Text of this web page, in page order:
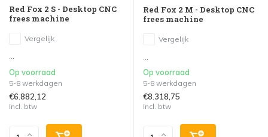
Red Fox 2 S - Desktop CNC
frees machine
Vergelijk
Op voorraad
5-8 werkdagen
€6.882,12
Incl. btw
Red Fox 2 M - Desktop CNC
frees machine
Vergelijk
Op voorraad
5-8 werkdagen
€8.318,75
Incl. btw